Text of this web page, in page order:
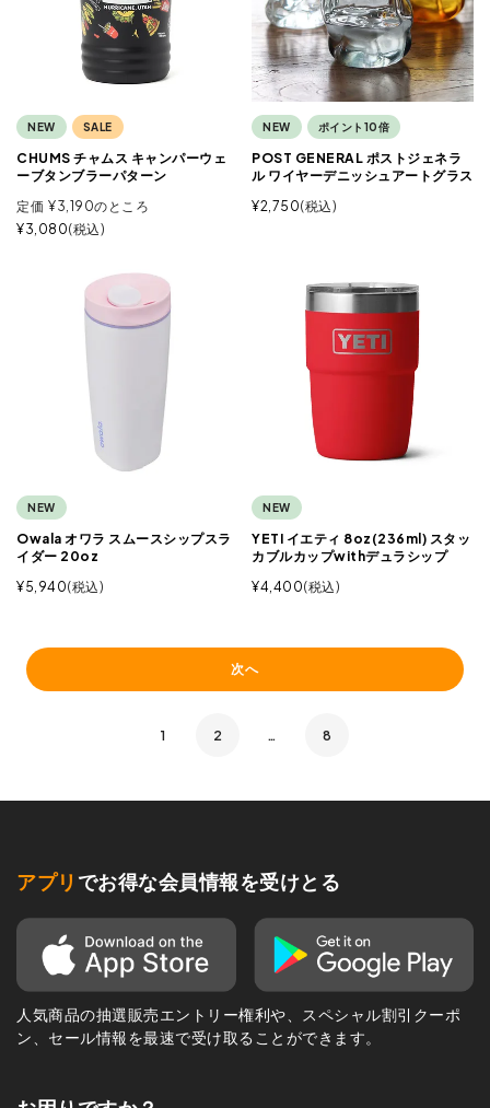
NEW SALE
CHUMS チャムス キャンパーウェ
ーブタンブラーパターン
定価 ¥3,190のところ
¥3,080 税込
NEW ポイント10倍
POST GENERAL ポストジェネラ
ル ワイヤーデニッシュアートグラス
¥2,750 税込
NEW
Owala オワラ スムースシップスラ
イダー 20oz
¥5,940 税込
NEW
YETI イエティ 8oz(236ml) スタッ
カブルカップwithデュラシップ
¥4,400 税込
次へ
1 2 … 8
アプリ でお得な会員情報を受けとる
人気商品の抽選販売エントリー権利や、スペシャル割引クーポ
ン、セール情報を最速で受け取ることができます。